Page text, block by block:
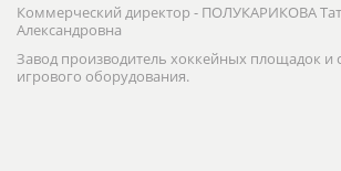
Коммерческий директор - ПОЛУКАРИКОВА
Александровна
Завод производитель хоккейных площадок и
игрового оборудования.